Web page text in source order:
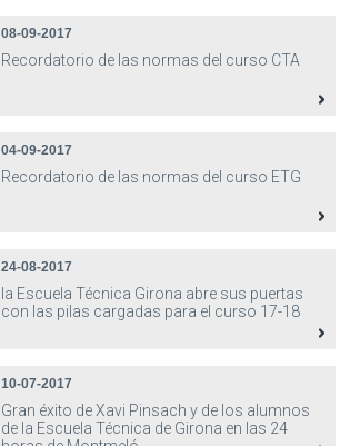
08-09-2017
Recordatorio de las normas del curso CTA
04-09-2017
Recordatorio de las normas del curso ETG
24-08-2017
la Escuela Técnica Girona abre sus puertas
con las pilas cargadas para el curso 17-18
10-07-2017
Gran éxito de Xavi Pinsach y de los alumnos
de la Escuela Técnica de Girona en las 24